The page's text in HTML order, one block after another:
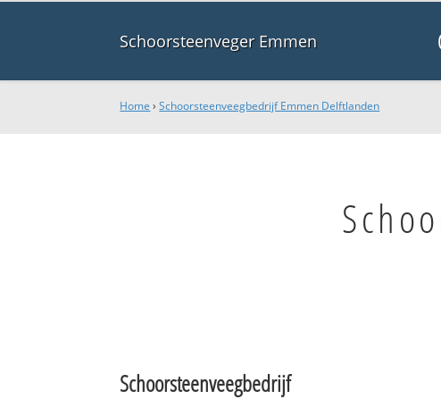
Schoorsteenveger Emmen
Home ›Schoorsteenveegbedrijf Emmen Delftlanden
Schoorsteenveegbedrijf